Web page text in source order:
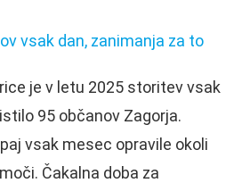
vsak dan, zanimanja za to
je v letu 2025 storitev vsak
95 občanov Zagorja.
vsak mesec opravile okoli
Čakalna doba za